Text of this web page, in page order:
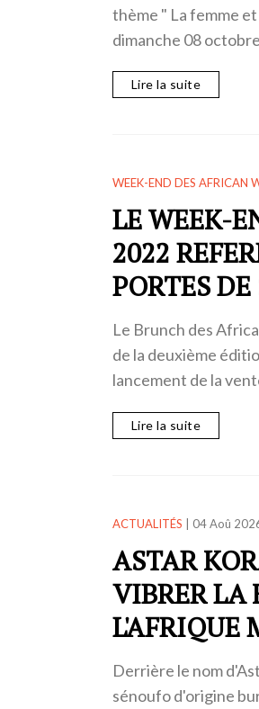
thème " La femme
dimanche 08
Lire la suite
WEEK-END DES AFRICAN
LE WEEK-
2022
PORTES
Le Brunch des
de la deuxième
lancement de la
Lire la suite
ACTUALITÉS 04 Aoû
ASTAR
VIBRER LA
L'AFRIQUE
Derrière le nom
sénoufo d'origine